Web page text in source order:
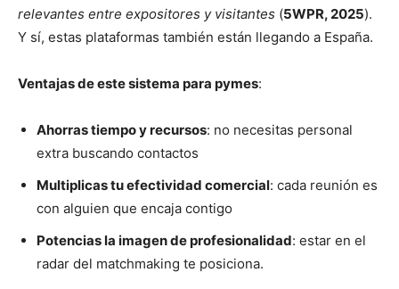
relevantes entre expositores y visitantes (5WPR, 2025).
Y sí, estas plataformas también están llegando a España.
Ventajas de este sistema para pymes:
Ahorras tiempo y recursos: no necesitas personal
extra buscando contactos
Multiplicas tu efectividad comercial: cada reunión es
con alguien que encaja contigo
Potencias la imagen de profesionalidad: estar en el
radar del matchmaking te posiciona.